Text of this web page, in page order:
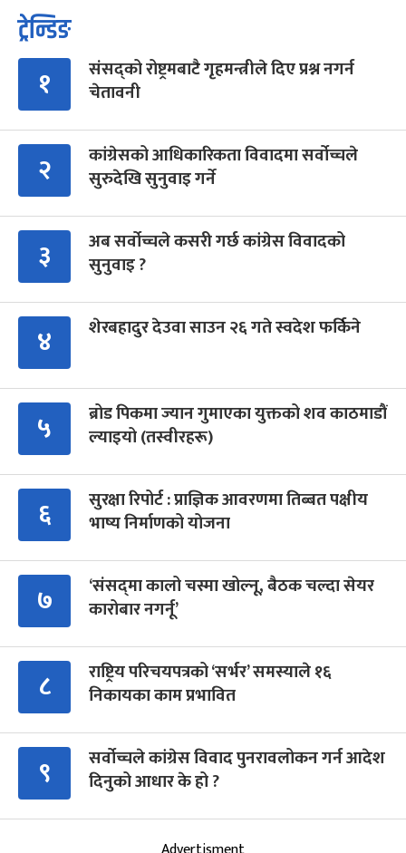
ट्रेन्डिङ
१
संसद्को रोष्ट्रमबाटै गृहमन्त्रीले दिए प्रश्न नगर्न
चेतावनी
२
कांग्रेसको आधिकारिकता विवादमा सर्वोच्चले
सुरुदेखि सुनुवाइ गर्ने
३
अब सर्वोच्चले कसरी गर्छ कांग्रेस विवादको
सुनुवाइ ?
४ शेरबहादुर देउवा साउन २६ गते स्वदेश फर्किने
५
ब्रोड पिकमा ज्यान गुमाएका युक्तको शव काठमाडौं
ल्याइयो (तस्वीरहरू)
६
सुरक्षा रिपोर्ट : प्राज्ञिक आवरणमा तिब्बत पक्षीय
भाष्य निर्माणको योजना
७
‘संसद्‍मा कालो चस्मा खोल्नू, बैठक चल्दा सेयर
कारोबार नगर्नू’
८
राष्ट्रिय परिचयपत्रको ‘सर्भर’ समस्याले १६
निकायका काम प्रभावित
९
सर्वोच्चले कांग्रेस विवाद पुनरावलोकन गर्न आदेश
दिनुको आधार के हो ?